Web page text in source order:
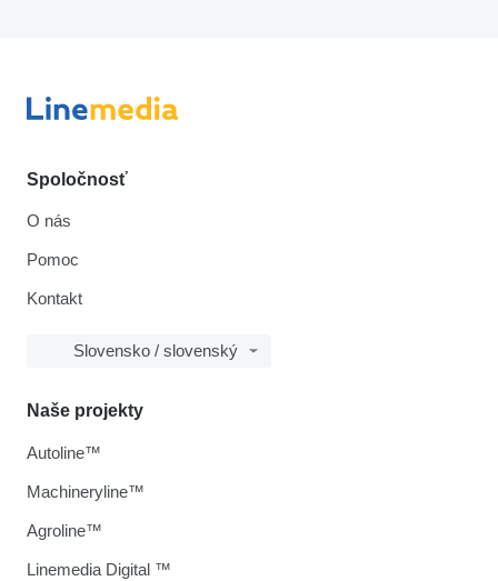
Spoločnosť
O nás
Pomoc
Kontakt
Slovensko / slovenský
Naše projekty
Autoline™
Machineryline™
Agroline™
Linemedia Digital ™